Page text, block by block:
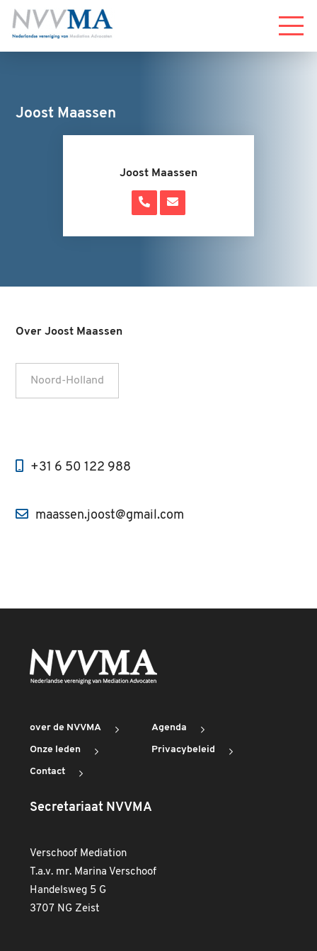
Menu
Joost Maassen
Joost Maassen
Over Joost Maassen
Noord-Holland
+31 6 50 122 988
maassen.joost@gmail.com
over de NVVMA Agenda
Onze leden Privacybeleid
Contact
Secretariaat NVVMA
Verschoof Mediation
T.a.v. mr. Marina Verschoof
Handelsweg 5 G
3707 NG Zeist